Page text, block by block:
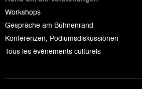
Workshops
Gespräche am Bühnenrand
Konferenzen, Podiumsdiskussionen
Tous les événements culturels